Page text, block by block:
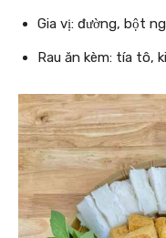
Gia vị: đường, bột
Rau ăn kèm: tía tô,